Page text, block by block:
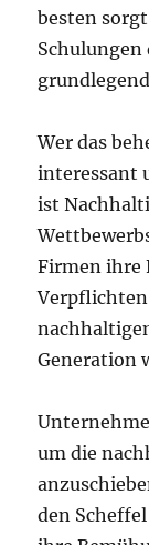
besten
Schulungen
Wer das
interessant
ist
Firmen ihre
Generation
um die
den